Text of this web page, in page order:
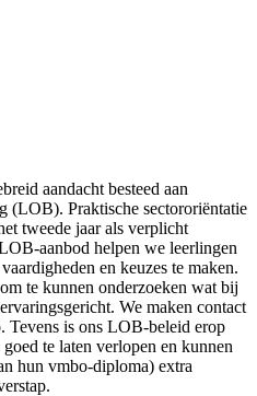
aandacht besteed aan
(LOB). Praktische sectororiëntatie
tweede jaar als verplicht
aanbod helpen we leerlingen
en keuzes te maken.
te kunnen onderzoeken wat bij
We maken contact
Tevens is ons LOB-beleid erop
te laten verlopen en kunnen
hun vmbo-diploma) extra